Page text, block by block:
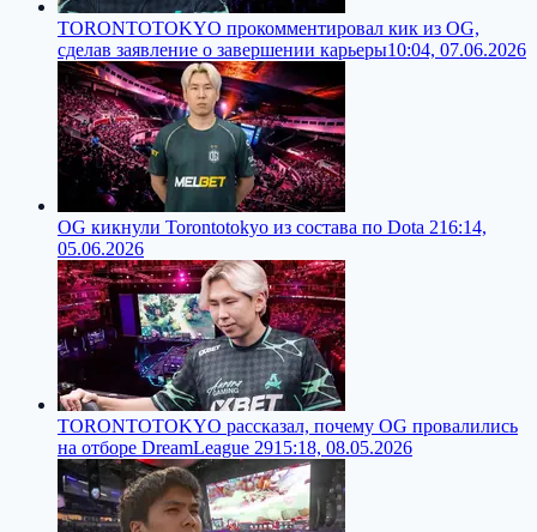
TORONTOTOKYO прокомментировал кик из OG,
сделав заявление о завершении карьеры10:04, 07.06.2026
OG кикнули Torontotokyo из состава по Dota 216:14,
05.06.2026
TORONTOTOKYO рассказал, почему OG провалились
на отборе DreamLeague 2915:18, 08.05.2026